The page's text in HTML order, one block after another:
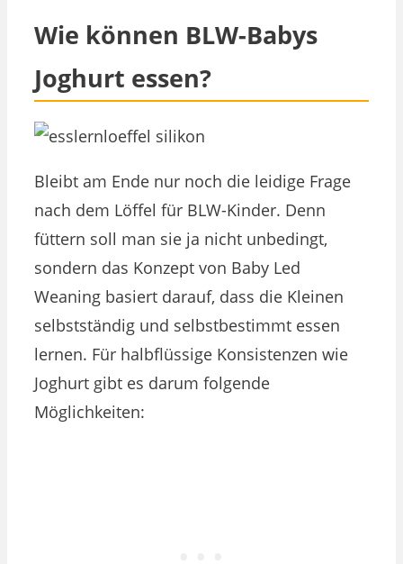
Wie können BLW-Babys
Joghurt essen?
Bleibt am Ende nur noch die leidige Frage
nach dem Löffel für BLW-Kinder. Denn
füttern soll man sie ja nicht unbedingt,
sondern das Konzept von Baby Led
Weaning basiert darauf, dass die Kleinen
selbstständig und selbstbestimmt essen
lernen. Für halbflüssige Konsistenzen wie
Joghurt gibt es darum folgende
Möglichkeiten: